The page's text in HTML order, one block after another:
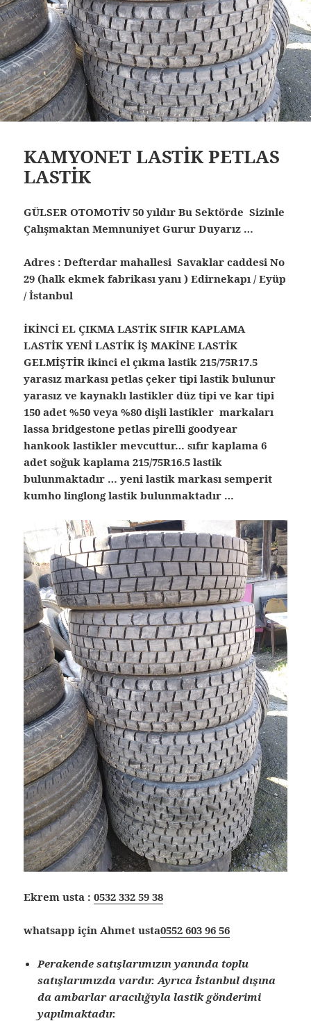
KAMYONET LASTİK PETLAS
LASTİK
GÜLSER OTOMOTİV 50 yıldır Bu Sektörde Sizinle
Çalışmaktan Memnuniyet Gurur Duyarız …
Adres : Defterdar mahallesi Savaklar caddesi No
29 (halk ekmek fabrikası yanı ) Edirnekapı / Eyüp
/ İstanbul
İKİNCİ EL ÇIKMA LASTİK SIFIR KAPLAMA
LASTİK YENİ LASTİK İŞ MAKİNE LASTİK
GELMİŞTİR ikinci el çıkma lastik 215/75R17.5
yarasız markası petlas çeker tipi lastik bulunur
yarasız ve kaynaklı lastikler düz tipi ve kar tipi
150 adet %50 veya %80 dişli lastikler markaları
lassa bridgestone petlas pirelli goodyear
hankook lastikler mevcuttur… sıfır kaplama 6
adet soğuk kaplama 215/75R16.5 lastik
bulunmaktadır … yeni lastik markası semperit
kumho linglong lastik bulunmaktadır …
Ekrem usta :0532 332 59 38
whatsapp için Ahmet usta0552 603 96 56
Perakende satışlarımızın yanında toplu
satışlarımızda vardır. Ayrıca İstanbul dışına
da ambarlar aracılığıyla lastik gönderimi
yapılmaktadır.